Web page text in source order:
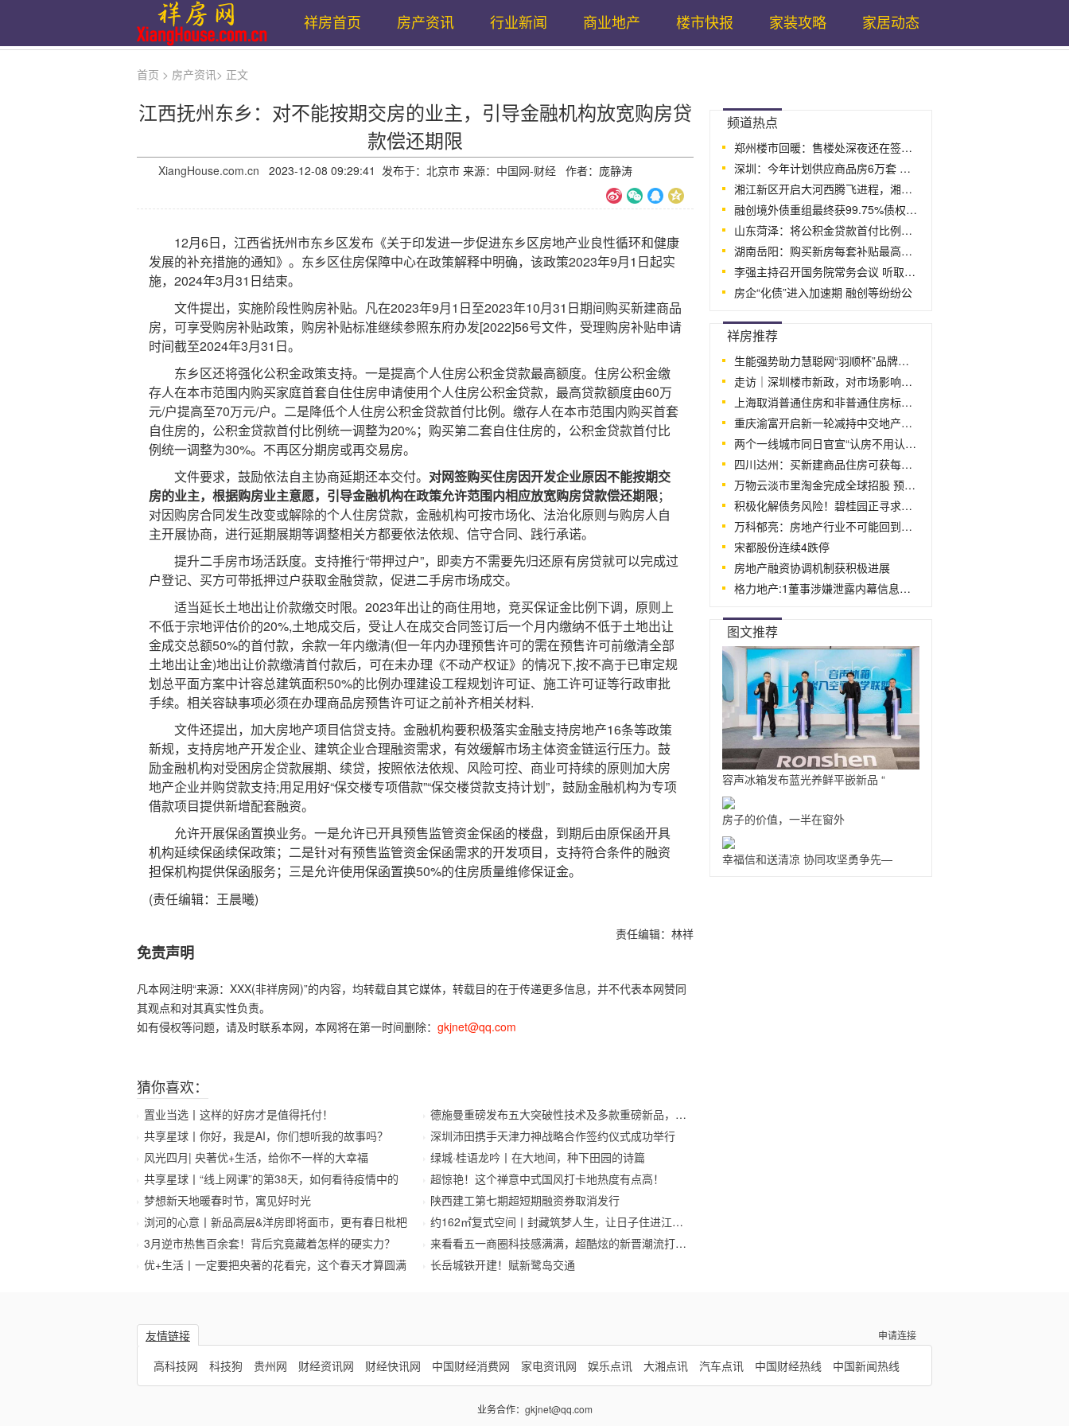
祥房首页 房产资讯 行业新闻 商业地产 楼市快报 家装攻略 家居动态
首页 > 房产资讯> 正文
江西抚州东乡：对不能按期交房的业主，引导金融机构放宽购房贷
款偿还期限
XiangHouse.com.cn 2023-12-08 09:29:41 发布于：北京市 来源：中国网-财经 作者：庞静涛
12月6日，江西省抚州市东乡区发布《关于印发进一步促进东乡区房地产业良性循环和健康
发展的补充措施的通知》。东乡区住房保障中心在政策解释中明确，该政策2023年9月1日起实
施，2024年3月31日结束。
文件提出，实施阶段性购房补贴。凡在2023年9月1日至2023年10月31日期间购买新建商品
房，可享受购房补贴政策，购房补贴标准继续参照东府办发[2022]56号文件，受理购房补贴申请
时间截至2024年3月31日。
东乡区还将强化公积金政策支持。一是提高个人住房公积金贷款最高额度。住房公积金缴
存人在本市范围内购买家庭首套自住住房申请使用个人住房公积金贷款，最高贷款额度由60万
元/户提高至70万元/户。二是降低个人住房公积金贷款首付比例。缴存人在本市范围内购买首套
自住房的，公积金贷款首付比例统一调整为20%；购买第二套自住住房的，公积金贷款首付比
例统一调整为30%。不再区分期房或再交易房。
文件要求，鼓励依法自主协商延期还本交付。 对网签购买住房因开发企业原因不能按期交
房的业主，根据购房业主意愿，引导金融机构在政策允许范围内相应放宽购房贷款偿还期限；
对因购房合同发生改变或解除的个人住房贷款，金融机构可按市场化、法治化原则与购房人自
主开展协商，进行延期展期等调整相关方都要依法依规、信守合同、践行承诺。
提升二手房市场活跃度。支持推行“带押过户”，即卖方不需要先归还原有房贷就可以完成过
户登记、买方可带抵押过户获取金融贷款，促进二手房市场成交。
适当延长土地出让价款缴交时限。2023年出让的商住用地，竞买保证金比例下调，原则上
不低于宗地评估价的20%,土地成交后，受让人在成交合同签订后一个月内缴纳不低于土地出让
金成交总额50%的首付款，余款一年内缴清(但一年内办理预售许可的需在预售许可前缴清全部
土地出让金)地出让价款缴清首付款后，可在未办理《不动产权证》的情况下,按不高于已审定规
划总平面方案中计容总建筑面积50%的比例办理建设工程规划许可证、施工许可证等行政审批
手续。相关容缺事项必须在办理商品房预售许可证之前补齐相关材料.
文件还提出，加大房地产项目信贷支持。金融机构要积极落实金融支持房地产16条等政策
新规，支持房地产开发企业、建筑企业合理融资需求，有效缓解市场主体资金链运行压力。鼓
励金融机构对受困房企贷款展期、续贷，按照依法依规、风险可控、商业可持续的原则加大房
地产企业并购贷款支持;用足用好“保交楼专项借款”“保交楼贷款支持计划”，鼓励金融机构为专项
借款项目提供新增配套融资。
允许开展保函置换业务。一是允许已开具预售监管资金保函的楼盘，到期后由原保函开具
机构延续保函续保政策；二是针对有预售监管资金保函需求的开发项目，支持符合条件的融资
担保机构提供保函服务；三是允许使用保函置换50%的住房质量维修保证金。
(责任编辑：王晨曦)
责任编辑：林祥
免责声明
凡本网注明“来源：XXX(非祥房网)”的内容，均转载自其它媒体，转载目的在于传递更多信息，并不代表本网赞同
其观点和对其真实性负责。
如有侵权等问题，请及时联系本网，本网将在第一时间删除： gkjnet@qq.com
猜你喜欢：
置业当选丨这样的好房才是值得托付！
共享星球丨你好，我是AI，你们想听我的故事吗？
风光四月| 央著优+生活，给你不一样的大幸福
共享星球丨“线上网课”的第38天，如何看待疫情中的
梦想新天地暖春时节，寓见好时光
浏河的心意丨新品高层&洋房即将面市，更有春日枇杷
3月逆市热售百余套！背后究竟藏着怎样的硬实力？
优+生活丨一定要把央著的花看完，这个春天才算圆满
德施曼重磅发布五大突破性技术及多款重磅新品，开启
深圳沛田携手天津力神战略合作签约仪式成功举行
绿城·桂语龙吟丨在大地间，种下田园的诗篇
超惊艳！这个禅意中式国风打卡地热度有点高！
陕西建工第七期超短期融资券取消发行
约162㎡复式空间丨封藏筑梦人生，让日子住进江南里
来看看五一商圈科技感满满，超酷炫的新晋潮流打卡地
长岳城铁开建！赋新鹭岛交通
频道热点
郑州楼市回暖：售楼处深夜还在签约 交易
深圳：今年计划供应商品房6万套 公共住房
湘江新区开启大河西腾飞进程，湘江智谷扮
融创境外债重组最终获99.75%债权人数高
山东菏泽：将公积金贷款首付比例的阶段性
湖南岳阳：购买新房每套补贴最高2万元，引
李强主持召开国务院常务会议 听取关于
房企“化债”进入加速期 融创等纷纷公
祥房推荐
生能强势助力慧聪网“羽顺杯”品牌评选
走访｜深圳楼市新政，对市场影响几何？
上海取消普通住房和非普通住房标准 12
重庆渝富开启新一轮减持中交地产计划：占
两个一线城市同日官宣“认房不用认贷”
四川达州：买新建商品住房可获每平米200
万物云淡市里淘金完成全球招股 预计发
积极化解债务风险！碧桂园正寻求境外债务
万科郁亮：房地产行业不可能回到高点 但
宋都股份连续4跌停
房地产融资协调机制获积极进展
格力地产:1董事涉嫌泄露内幕信息被采取
图文推荐
容声冰箱发布蓝光养鲜平嵌新品 “
房子的价值，一半在窗外
幸福信和送清凉 协同攻坚勇争先—
申请连接
友情链接
高科技网
科技狗 贵州网 财经资讯网 财经快讯网 中国财经消费网 家电资讯网 娱乐点讯 大湘点讯 汽车点讯 中国财经热线 中国新闻热线
业务合作： gkjnet@qq.com